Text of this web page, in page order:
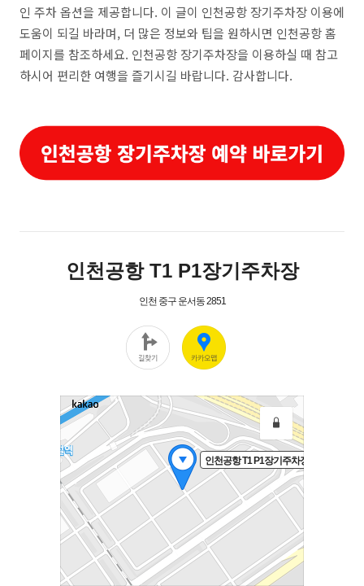
인 주차 옵션을 제공합니다. 이 글이 인천공항 장기주차장 이용에
도움이 되길 바라며, 더 많은 정보와 팁을 원하시면 인천공항 홈
페이지를 참조하세요. 인천공항 장기주차장을 이용하실 때 참고
하시어 편리한 여행을 즐기시길 바랍니다. 감사합니다.